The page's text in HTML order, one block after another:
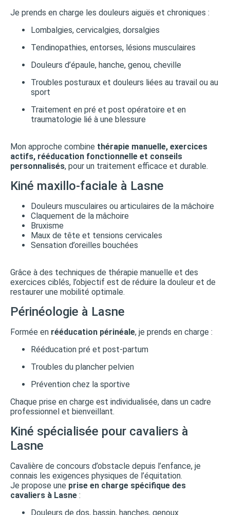
Je prends en charge les douleurs aiguës et chroniques :
Lombalgies, cervicalgies, dorsalgies
Tendinopathies, entorses, lésions musculaires
Douleurs d’épaule, hanche, genou, cheville
Troubles posturaux et douleurs liées au travail ou au
sport
Traitement en pré et post opératoire et en
traumatologie lié à une blessure
Mon approche combine thérapie manuelle, exercices
actifs, rééducation fonctionnelle et conseils
personnalisés, pour un traitement efficace et durable.
Kiné maxillo-faciale à Lasne
Douleurs musculaires ou articulaires de la mâchoire
Claquement de la mâchoire
Bruxisme
Maux de tête et tensions cervicales
Sensation d’oreilles bouchées
Grâce à des techniques de thérapie manuelle et des
exercices ciblés, l’objectif est de réduire la douleur et de
restaurer une mobilité optimale.
Périnéologie à Lasne
Formée en rééducation périnéale, je prends en charge :
Rééducation pré et post-partum
Troubles du plancher pelvien
Prévention chez la sportive
Chaque prise en charge est individualisée, dans un cadre
professionnel et bienveillant.
Kiné spécialisée pour cavaliers à
Lasne
Cavalière de concours d’obstacle depuis l’enfance, je
connais les exigences physiques de l’équitation.
Je propose une prise en charge spécifique des
cavaliers à Lasne :
Douleurs de dos, bassin, hanches, genoux